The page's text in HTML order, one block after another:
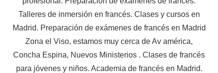
Talleres de inmersión en francés. Clases y cursos en
Madrid. Preparación de exámenes de francés en Madrid
Zona el Viso, estamos muy cerca de Av américa,
Concha Espina, Nuevos Ministerios . Clases de francés
para jóvenes y niños. Academia de francés en Madrid.